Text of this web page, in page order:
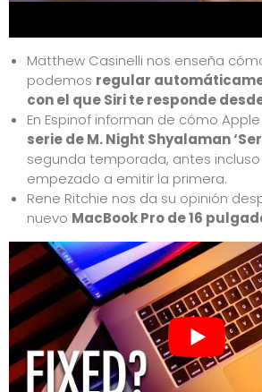
Matthew Casinelli nos enseña
podemos regular
con el que Siri te responde
En Espinof informan de cómo
serie de M. Night Shyalaman
segunda temporada, antes
empezado a emitir la primera.
Rene Ritchie nos da su opinión
nuevo MacBook Pro de 16